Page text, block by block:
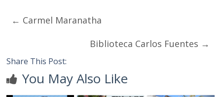
← Carmel Maranatha
Biblioteca Carlos Fuentes →
Share This Post:
You May Also Like